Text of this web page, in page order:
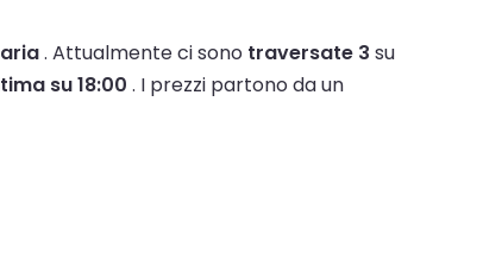
. Attualmente ci sono traversate 3 su
su 18:00 . I prezzi partono da un